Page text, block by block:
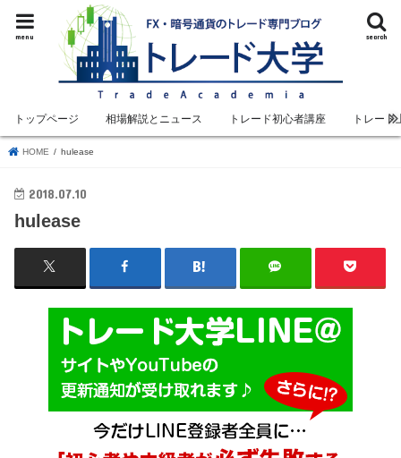
search
menu
トップページ 相場解説とニュース トレード初心者講座 トレード
HOME hulease
2018.07.10
hulease